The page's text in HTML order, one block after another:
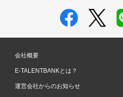
会社概要
E-TALENTBANKとは？
運営会社からのお知らせ